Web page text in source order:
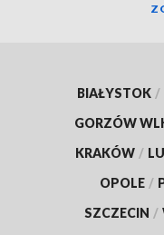
BIAŁYSTOK /
GORZÓW
KRAKÓW /
OPOLE /
SZCZECIN /